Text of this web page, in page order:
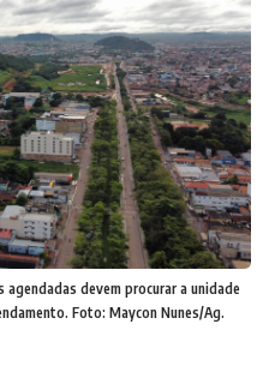
agendadas devem procurar a unidade
Foto: Maycon Nunes/Ag.